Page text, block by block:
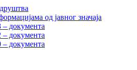
од јавног значаја
документа
документа
документа